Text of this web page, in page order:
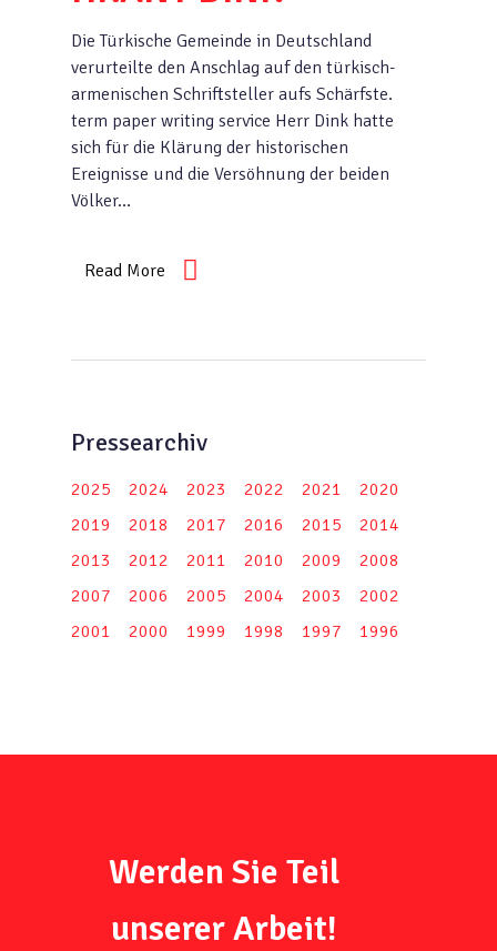
Die Türkische Gemeinde in Deutschland
verurteilte den Anschlag auf den türkisch-
armenischen Schriftsteller aufs Schärfste.
term paper writing service Herr Dink hatte
sich für die Klärung der historischen
Ereignisse und die Versöhnung der beiden
Völker…
Read More
Pressearchiv
2025 2024 2023 2022 2021
2020
2019
2018 2017 2016 2015
2014
2013
2012 2011 2010 2009
2008
2007
2006 2005 2004 2003
2002
2001
2000 1999 1998 1997 1996
Werden Sie Teil
unserer Arbeit!